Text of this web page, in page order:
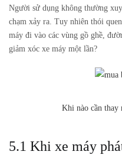
Người sử dụng không thường
chạm xảy ra. Tuy nhiên thói
máy đi vào các vùng gồ ghề,
giảm xóc xe máy một lần?
Khi nào cần thay
5.1 Khi xe máy